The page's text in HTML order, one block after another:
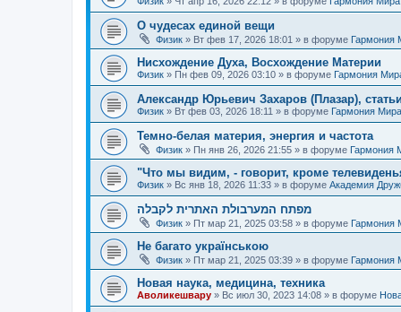
О чудесах единой вещи
Физик » Вт фев 17, 2026 18:01 » в форуме Гармония
Нисхождение Духа, Восхождение Материи
Физик » Пн фев 09, 2026 03:10 » в форуме Гармония
Александр Юрьевич Захаров (Плазар), статьи
Физик » Вт фев 03, 2026 18:11 » в форуме Гармония Мира
Темно-белая материя, энергия и частота
Физик » Пн янв 26, 2026 21:55 » в форуме Гармония
"Что мы видим, - говорит, кроме
Физик » Вс янв 18, 2026 11:33 » в форуме Академия
מפתח המערבולת האתרית לקבלה
Физик » Пт мар 21, 2025 03:58 » в форуме Гармония
Не багато українською
Физик » Пт мар 21, 2025 03:39 » в форуме Гармония
Новая наука, медицина, техника
Аволикешвару » Вс июл 30, 2023 14:08 » в форуме